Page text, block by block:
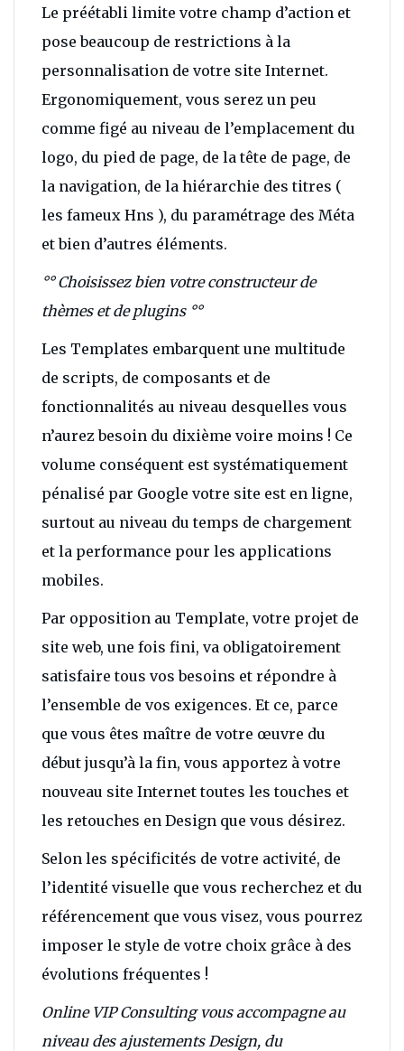
Le préétabli limite votre champ d’action et
pose beaucoup de restrictions à la
personnalisation de votre site Internet.
Ergonomiquement, vous serez un peu
comme figé au niveau de l’emplacement du
logo, du pied de page, de la tête de page, de
la navigation, de la hiérarchie des titres (
les fameux Hns ), du paramétrage des Méta
et bien d’autres éléments.
°° Choisissez bien votre constructeur de
thèmes et de plugins °°
Les Templates embarquent une multitude
de scripts, de composants et de
fonctionnalités au niveau desquelles vous
n’aurez besoin du dixième voire moins ! Ce
volume conséquent est systématiquement
pénalisé par Google votre site est en ligne,
surtout au niveau du temps de chargement
et la performance pour les applications
mobiles.
Par opposition au Template, votre projet de
site web, une fois fini, va obligatoirement
satisfaire tous vos besoins et répondre à
l’ensemble de vos exigences. Et ce, parce
que vous êtes maître de votre œuvre du
début jusqu’à la fin, vous apportez à votre
nouveau site Internet toutes les touches et
les retouches en Design que vous désirez.
Selon les spécificités de votre activité, de
l’identité visuelle que vous recherchez et du
référencement que vous visez, vous pourrez
imposer le style de votre choix grâce à des
évolutions fréquentes !
Online VIP Consulting vous accompagne au
niveau des ajustements Design, du